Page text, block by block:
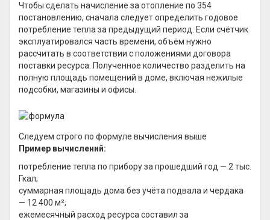
Чтобы сделать начисление за отопление по 354
постановлению, сначала следует определить годовое
потребление тепла за предыдущий период. Если счётчик
эксплуатировался часть времени, объём нужно
рассчитать в соответствии с положениями договора
поставки ресурса. Полученное количество разделить на
полную площадь помещений в доме, включая нежилые
подсобки, магазины и офисы.
Следуем строго по формуле вычисления выше
Пример вычислений:
потребление тепла по прибору за прошедший год — 2 тыс.
Гкал;
суммарная площадь дома без учёта подвала и чердака
— 12 400 м²;
ежемесячный расход ресурса составил за